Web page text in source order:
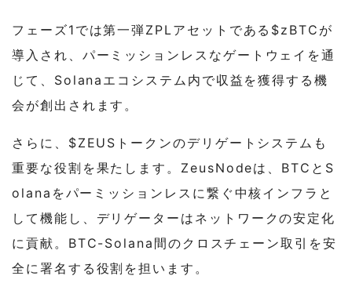
フェーズ1では第一弾ZPLアセットである$zBTCが
導入され、パーミッションレスなゲートウェイを通
じて、Solanaエコシステム内で収益を獲得する機
会が創出されます。
さらに、$ZEUSトークンのデリゲートシステムも
重要な役割を果たします。ZeusNodeは、BTCとS
olanaをパーミッションレスに繋ぐ中核インフラと
して機能し、デリゲーターはネットワークの安定化
に貢献。BTC-Solana間のクロスチェーン取引を安
全に署名する役割を担います。